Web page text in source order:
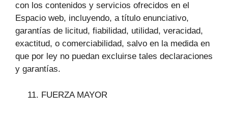
con los contenidos y servicios ofrecidos en el
Espacio web, incluyendo, a título enunciativo,
garantías de licitud, fiabilidad, utilidad, veracidad,
exactitud, o comerciabilidad, salvo en la medida en
que por ley no puedan excluirse tales declaraciones
y garantías.
FUERZA MAYOR